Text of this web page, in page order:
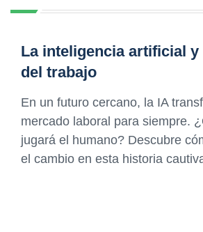
La inteligencia artificial
del trabajo
En un futuro cercano, la IA
mercado laboral para siempre.
jugará el humano? Descubre
el cambio en esta historia